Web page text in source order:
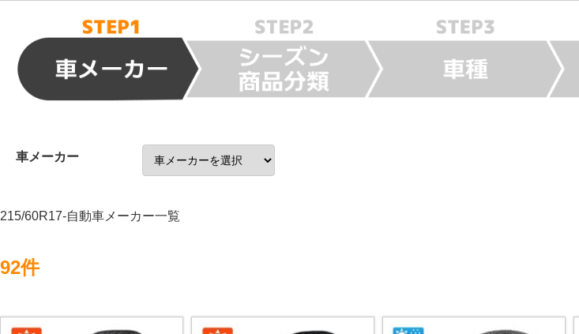
車メーカー
215/60R17-自動車メーカー一覧
92件